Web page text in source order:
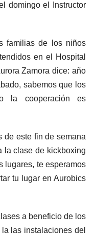
domingo el Instructor
familias de los niños
en el Hospital
Zamora dice: año
sabemos que los
la cooperación es
este fin de semana
la clase de kickboxing
lugares, te esperamos
tu lugar en Aurobics
a beneficio de los
las instalaciones del